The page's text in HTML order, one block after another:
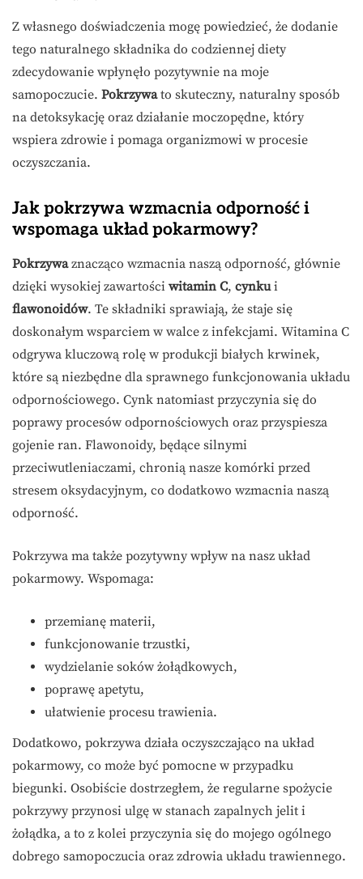
Z własnego doświadczenia mogę powiedzieć, że dodanie
tego naturalnego składnika do codziennej diety
zdecydowanie wpłynęło pozytywnie na moje
samopoczucie. Pokrzywato skuteczny, naturalny sposób
na detoksykację oraz działanie moczopędne, który
wspiera zdrowie i pomaga organizmowi w procesie
oczyszczania.
Jak pokrzywa wzmacnia odporność i
wspomaga układ pokarmowy?
Pokrzywaznacząco wzmacnia naszą odporność, głównie
dzięki wysokiej zawartości witamin C, cynkui
flawonoidów. Te składniki sprawiają, że staje się
doskonałym wsparciem w walce z infekcjami. Witamina C
odgrywa kluczową rolę w produkcji białych krwinek,
które są niezbędne dla sprawnego funkcjonowania układu
odpornościowego. Cynk natomiast przyczynia się do
poprawy procesów odpornościowych oraz przyspiesza
gojenie ran. Flawonoidy, będące silnymi
przeciwutleniaczami, chronią nasze komórki przed
stresem oksydacyjnym, co dodatkowo wzmacnia naszą
odporność.
Pokrzywa ma także pozytywny wpływ na nasz układ
pokarmowy. Wspomaga:
przemianę materii,
funkcjonowanie trzustki,
wydzielanie soków żołądkowych,
poprawę apetytu,
ułatwienie procesu trawienia.
Dodatkowo, pokrzywa działa oczyszczająco na układ
pokarmowy, co może być pomocne w przypadku
biegunki. Osobiście dostrzegłem, że regularne spożycie
pokrzywy przynosi ulgę w stanach zapalnych jelit i
żołądka, a to z kolei przyczynia się do mojego ogólnego
dobrego samopoczucia oraz zdrowia układu trawiennego.